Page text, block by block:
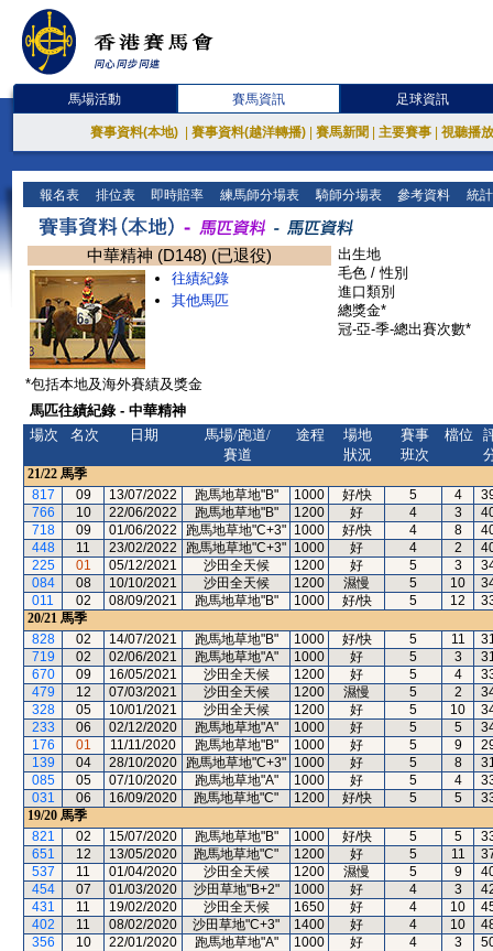
馬場活動 賽馬資訊 足球資訊
賽事資料(本地) 賽事資料(越洋轉播) 賽馬新聞 主要賽事 視聽播
報名表 排位表 即時賠率 練馬師分場表 騎師分場表 參考資料 統
中華精神 (D148) (已退役)
往績紀錄
其他馬匹
出生地
毛色 / 性別
進口類別
總獎金*
冠-亞-季-總出賽次數*
*包括本地及海外賽績及獎金
馬匹往績紀錄 - 中華精神
場次
名次 日期
馬場/跑道/
賽道
途程
場地
狀況
賽事
班次
檔位
21/22 馬季
817
09 13/07/2022 跑馬地草地"B" 1000 好/快 5 4
766
10 22/06/2022 跑馬地草地"B" 1200 好 4 3
718
09 01/06/2022 跑馬地草地"C+3" 1000 好/快 4 8
448
11 23/02/2022 跑馬地草地"C+3" 1000 好 4 2
225
01 05/12/2021 沙田全天候 1200 好 5 3
084
08 10/10/2021 沙田全天候 1200 濕慢 5 10
011
02 08/09/2021 跑馬地草地"B" 1000 好/快 5 12
20/21 馬季
828
02 14/07/2021 跑馬地草地"B" 1000 好/快 5 11
719
02 02/06/2021 跑馬地草地"A" 1000 好 5 3
670
09 16/05/2021 沙田全天候 1200 好 5 4
479
12 07/03/2021 沙田全天候 1200 濕慢 5 2
328
05 10/01/2021 沙田全天候 1200 好 5 10
233
06 02/12/2020 跑馬地草地"A" 1000 好 5 5
176
01 11/11/2020 跑馬地草地"B" 1000 好 5 9
139
04 28/10/2020 跑馬地草地"C+3" 1000 好 5 8
085
05 07/10/2020 跑馬地草地"A" 1000 好 5 4
031
06 16/09/2020 跑馬地草地"C" 1200 好/快 5 5
19/20 馬季
821
02 15/07/2020 跑馬地草地"B" 1000 好/快 5 5
651
12 13/05/2020 跑馬地草地"C" 1200 好 5 11
537
11 01/04/2020 沙田全天候 1200 濕慢 5 9
454
07 01/03/2020 沙田草地"B+2" 1000 好 4 3
431
11 19/02/2020 沙田全天候 1650 好 4 10
402
11 08/02/2020 沙田草地"C+3" 1400 好 4 10
356
10 22/01/2020 跑馬地草地"A" 1000 好 4 3